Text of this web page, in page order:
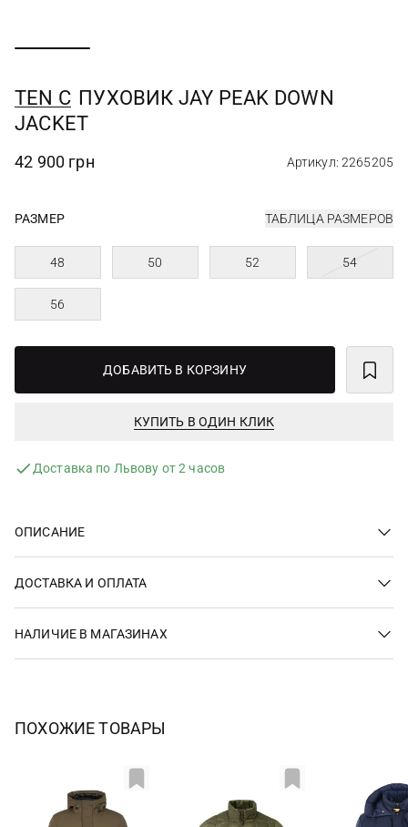
TEN C ПУХОВИК JAY PEAK DOWN
JACKET
42 900 грн Артикул: 2265205
РАЗМЕР ТАБЛИЦА РАЗМЕРОВ
48 50 52 54
56
ДОБАВИТЬ В КОРЗИНУ
КУПИТЬ В ОДИН КЛИК
Доставка по Львову от 2 часов
ОПИСАНИЕ
ДОСТАВКА И ОПЛАТА
НАЛИЧИЕ В МАГАЗИНАХ
ПОХОЖИЕ ТОВАРЫ